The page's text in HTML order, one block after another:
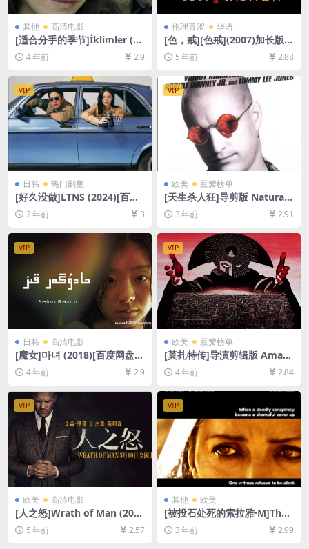
其他 高清电影
[适合分手的季节]İklimler (20
06)[百度网盘+迅雷云盘资源1
080P超清未删减][MP4/6GB]
4 年前 2.9
伦理青涩 华语
[色，戒][色戒](2007)加长版1
58min[百度网盘+夸克网盘
+迅雷云盘+阿里云盘资源1080
文字幕]【视频文件+防和谐压
缩包（含解压密码）】
5 年前 2.88
VIP
日韩 热门剧集
[好久没做]LTNS (2024)[百度
网盘+夸克网盘1080P超清未
删减资源][网盘在线播放/下
载][MP4/14GB][中文字幕]
2 年前 3
VIP
欧美 豆瓣榜单
[天生杀人狂]导剪版 Natural
Born Killers (1994)[百度网盘
+迅雷云盘资源1080P超清未
删减][MP4/7GB][中英字幕]
3 年前 2.91
VIP
日韩 高清电影
[魔女]마녀 (2018)[百度网盘
+迅雷云盘资源1080P超清未
删减][MP4/7.9GB][韩语中字]
4 年前 2.9
VIP
欧美 豆瓣榜单
[莫扎特传]导演剪辑版 Amad
eus (1984)[百度网盘+迅雷云
盘资源1080P超清未删减][MP
4/11GB][中文字幕]
4 年前 2.84
VIP
欧美 高清电影
[人之怒]Wrath of Man (202
1)[百度云网盘资源未删减108
0P超清][MP4/6.5GB][中英字
5 年前 2.57
VIP
其他 欧美
[被投石处死的索拉雅·M]The
Stoning of Soraya M. (200
8)[百度网盘+夸克网盘1080P
3 年前 2.99